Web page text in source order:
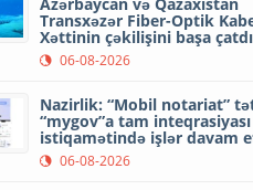
Transxəzər Fiber-Optik
Xəttinin çəkilişini başa
06-08-2026
Nazirlik: “Mobil notariat”
“mygov”a tam inteqrasiyası
istiqamətində işlər davam
06-08-2026